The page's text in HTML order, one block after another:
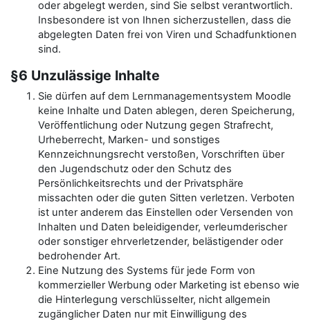
oder abgelegt werden, sind Sie selbst verantwortlich.
Insbesondere ist von Ihnen sicherzustellen, dass die
abgelegten Daten frei von Viren und Schadfunktionen
sind.
§6 Unzulässige Inhalte
Sie dürfen auf dem Lernmanagementsystem Moodle
keine Inhalte und Daten ablegen, deren Speicherung,
Veröffentlichung oder Nutzung gegen Strafrecht,
Urheberrecht, Marken- und sonstiges
Kennzeichnungsrecht verstoßen, Vorschriften über
den Jugendschutz oder den Schutz des
Persönlichkeitsrechts und der Privatsphäre
missachten oder die guten Sitten verletzen. Verboten
ist unter anderem das Einstellen oder Versenden von
Inhalten und Daten beleidigender, verleumderischer
oder sonstiger ehrverletzender, belästigender oder
bedrohender Art.
Eine Nutzung des Systems für jede Form von
kommerzieller Werbung oder Marketing ist ebenso wie
die Hinterlegung verschlüsselter, nicht allgemein
zugänglicher Daten nur mit Einwilligung des